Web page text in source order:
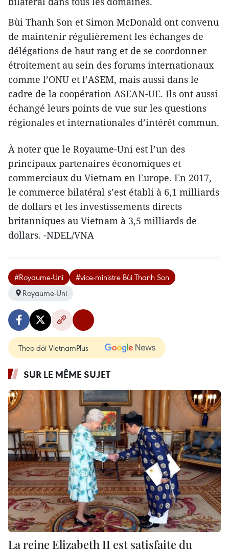
Bùi Thanh Son et Simon McDonald ont convenu
de maintenir régulièrement les échanges de
délégations de haut rang et de se coordonner
étroitement au sein des forums internationaux
comme l’ONU et l’ASEM, mais aussi dans le
cadre de la coopération ASEAN-UE. Ils ont aussi
échangé leurs points de vue sur les questions
régionales et internationales d’intérêt commun.
À noter que le Royaume-Uni est l’un des
principaux partenaires économiques et
commerciaux du Vietnam en Europe. En 2017,
le commerce bilatéral s’est établi à 6,1 milliards
de dollars et les investissements directs
britanniques au Vietnam à 3,5 milliards de
dollars. -NDEL/VNA
#Royaume-Uni
#vice-ministre Bùi Thanh Son
Royaume-Uni
Theo dõi VietnamPlus
SUR LE MÊME SUJET
La reine Elizabeth II est satisfaite du